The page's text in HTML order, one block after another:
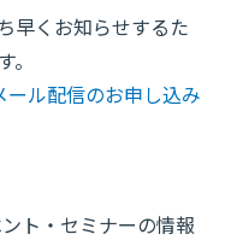
早くお知らせするた
ール配信のお申し込み
ト・セミナーの情報